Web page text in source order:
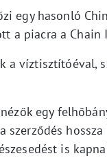
egy hasonló
a piacra a Chain
a víztisztítóéval,
egy
is